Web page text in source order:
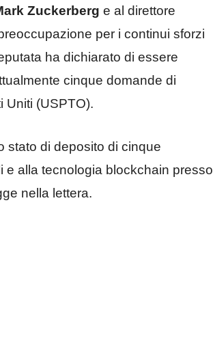
Zuckerberg e al direttore
per i continui sforzi
ha dichiarato di essere
cinque domande di
Uniti (USPTO).
stato di deposito di cinque
e alla tecnologia blockchain presso
nella lettera.